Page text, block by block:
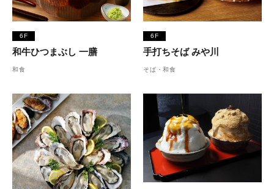
6F
和牛ひつまぶし 一膳
和食
6F
手打ちそば みや川
そば・和食